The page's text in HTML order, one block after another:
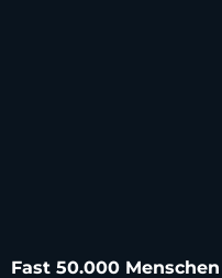
Fast 50.000